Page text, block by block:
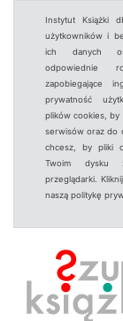
Instytut Książki
użytkowników i
ich danych
odpowiednie
zapobiegające
prywatność
plików cookies, by
serwisów oraz do
chcesz, by pliki
Twoim dysku
przeglądarki.
naszą politykę